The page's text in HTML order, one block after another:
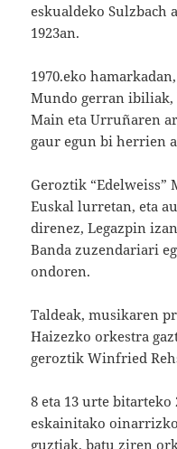
eskualdeko Sulzbach
1923an.
1970.eko
Mundo gerran ibiliak,
Main eta Urruñaren
gaur egun bi herrien
Geroztik “Edelweiss”
Euskal lurretan, eta
direnez, Legazpin
Banda zuzendariari
ondoren.
Taldeak, musikaren
Haizezko orkestra
geroztik Winfried
8 eta 13 urte
eskainitako
guztiak, batu ziren